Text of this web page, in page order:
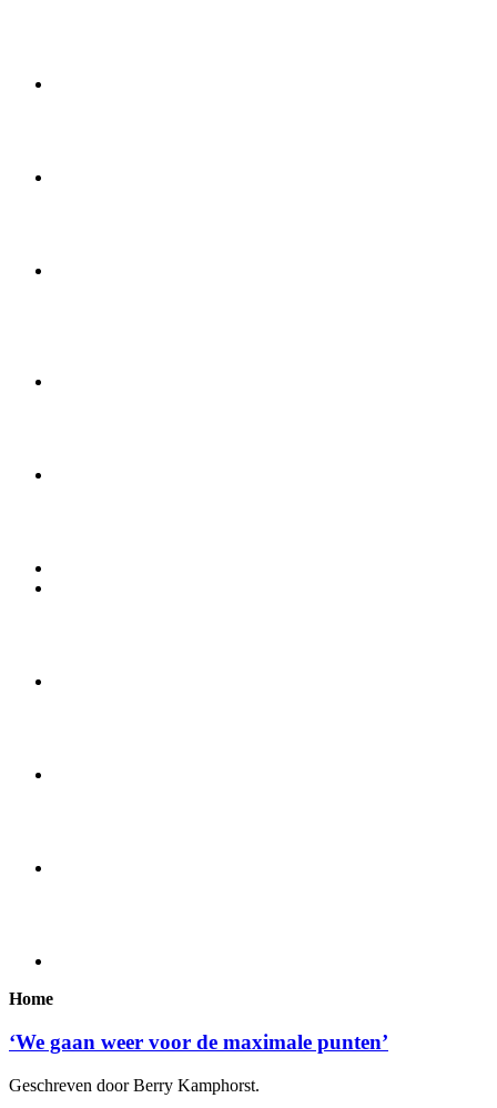
Home
‘We gaan weer voor de maximale punten’
Geschreven door Berry Kamphorst.